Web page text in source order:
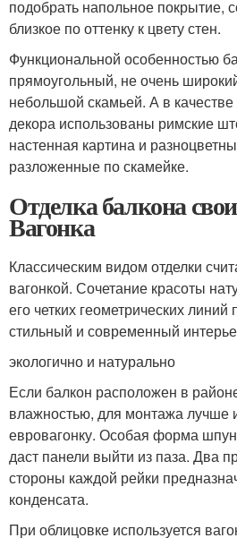
подобрать напольное покрытие,
близкое по оттенку к цвету стен.
Функциональной особенностью
прямоугольный, не очень
небольшой скамьей. А в
декора использованы римские
настенная картина и
разложенные по скамейке.
Отделка балкона
Вагонка
Классическим видом отделки
вагонкой. Сочетание красоты
его четких геометрических линий
стильный и современный
экологично и натурально
Если балкон расположен в
влажностью, для монтажа лучше
евровагонку. Особая форма
даст панели выйти из паза. Два
стороны каждой рейки
конденсата.
При облицовке используется